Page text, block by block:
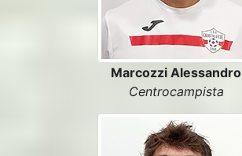
Marcozzi Alessandro
Centrocampista